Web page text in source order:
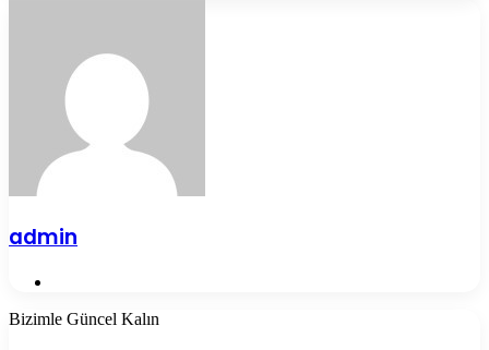
admin
Bizimle Güncel Kalın